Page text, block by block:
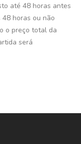
até 48 horas antes
48 horas ou não
o preço total da
será